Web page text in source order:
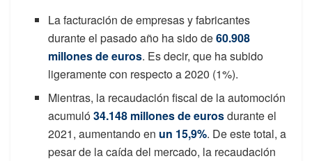
La facturación de empresas y fabricantes
durante el pasado año ha sido de60.908
millones de euros. Es decir, que ha subido
ligeramente con respecto a 2020 (1%).
Mientras, la recaudación fiscal de la automoción
acumuló34.148 millones de eurosdurante el
2021, aumentando en un 15,9%. De este total, a
pesar de la caída del mercado, la recaudación